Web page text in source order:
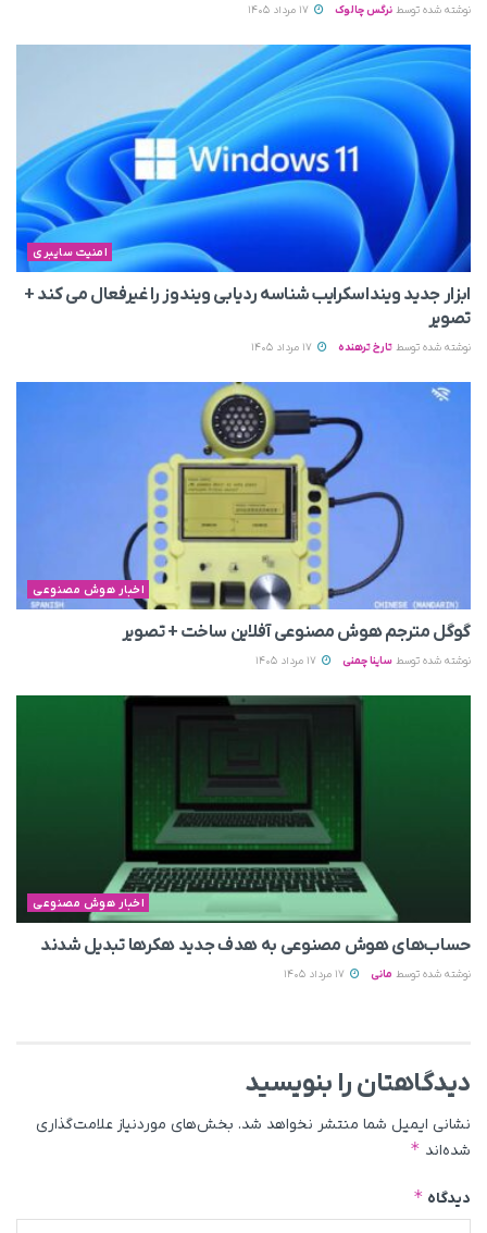
نوشته شده توسط نرگس چالوک
امنیت سایبری
ابزار جدید وینداسکرایب شناسه ردیابی ویندوز را غیرفعال می‌ کند +
تصویر
نوشته شده توسط تارخ ترهنده
اخبار هوش مصنوعی
گوگل مترجم هوش مصنوعی آفلاین ساخت + تصویر
نوشته شده توسط ساینا چمنی
اخبار هوش مصنوعی
حساب‌های هوش مصنوعی به هدف جدید هکرها تبدیل شدند
نوشته شده توسط مانی
دیدگاهتان را بنویسید
نشانی ایمیل شما منتشر نخواهد شد. بخش‌های موردنیاز علامت‌گذاری
شده‌اند *
دیدگاه *